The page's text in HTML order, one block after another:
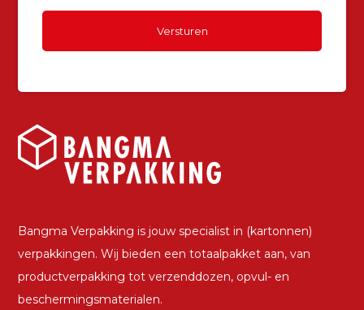
Bangma Verpakking is jouw specialist in (kartonnen)
verpakkingen. Wij bieden een totaalpakket aan, van
productverpakking tot verzenddozen, opvul- en
beschermingsmaterialen.